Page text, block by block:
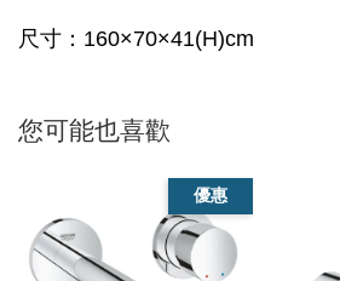
尺寸：160×70×41(H)cm
您可能也喜歡
優惠